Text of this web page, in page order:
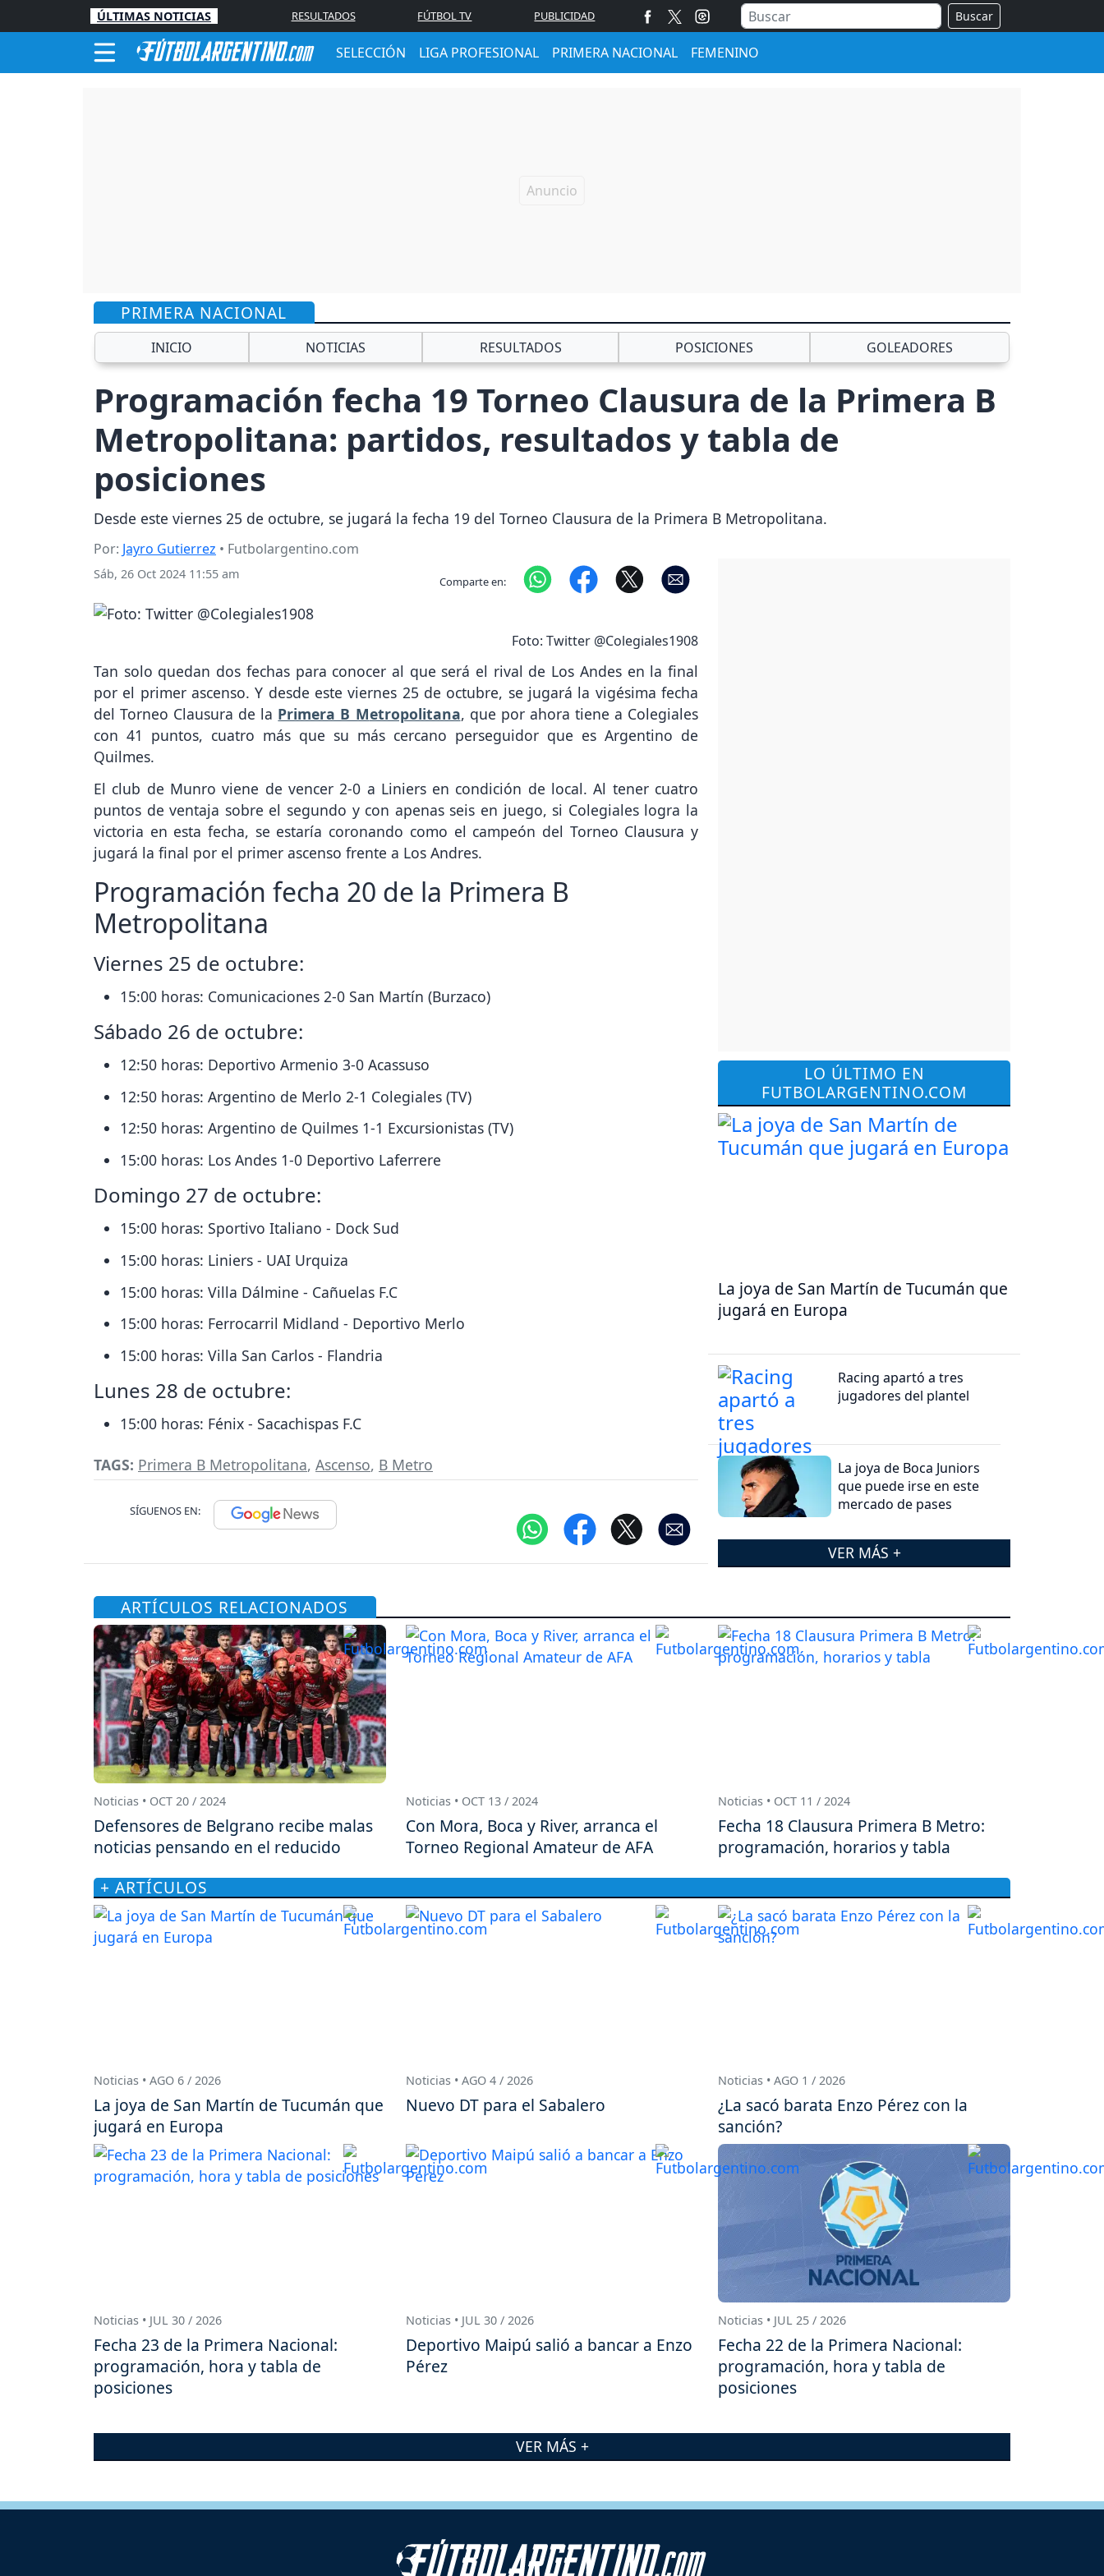
ÚLTIMAS NOTICIAS RESULTADOS FÚTBOL TV PUBLICIDAD Buscar
SELECCIÓN LIGA PROFESIONAL PRIMERA NACIONAL FEMENINO
PRIMERA NACIONAL
INICIO NOTICIAS RESULTADOS POSICIONES GOLEADORES
Programación fecha 19 Torneo Clausura de la Primera B
Metropolitana: partidos, resultados y tabla de
posiciones
Desde este viernes 25 de octubre, se jugará la fecha 19 del Torneo Clausura de la Primera B Metropolitana.
Por: Jayro Gutierrez • Futbolargentino.com
Sáb, 26 Oct 2024 11:55 am Comparte en:
Foto: Twitter @Colegiales1908
Tan solo quedan dos fechas para conocer al que será el rival de Los Andes en la final
por el primer ascenso. Y desde este viernes 25 de octubre, se jugará la vigésima fecha
del Torneo Clausura de la Primera B Metropolitana, que por ahora tiene a Colegiales
con 41 puntos, cuatro más que su más cercano perseguidor que es Argentino de
Quilmes.
El club de Munro viene de vencer 2-0 a Liniers en condición de local. Al tener cuatro
puntos de ventaja sobre el segundo y con apenas seis en juego, si Colegiales logra la
victoria en esta fecha, se estaría coronando como el campeón del Torneo Clausura y
jugará la final por el primer ascenso frente a Los Andres.
Programación fecha 20 de la Primera B
Metropolitana
Viernes 25 de octubre:
15:00 horas: Comunicaciones 2-0 San Martín (Burzaco)
Sábado 26 de octubre:
12:50 horas: Deportivo Armenio 3-0 Acassuso
12:50 horas: Argentino de Merlo 2-1 Colegiales (TV)
12:50 horas: Argentino de Quilmes 1-1 Excursionistas (TV)
15:00 horas: Los Andes 1-0 Deportivo Laferrere
Domingo 27 de octubre:
15:00 horas: Sportivo Italiano - Dock Sud
15:00 horas: Liniers - UAI Urquiza
15:00 horas: Villa Dálmine - Cañuelas F.C
15:00 horas: Ferrocarril Midland - Deportivo Merlo
15:00 horas: Villa San Carlos - Flandria
Lunes 28 de octubre:
15:00 horas: Fénix - Sacachispas F.C
TAGS: Primera B Metropolitana, Ascenso, B Metro
SÍGUENOS EN:
LO ÚLTIMO EN
FUTBOLARGENTINO.COM
La joya de San Martín de Tucumán que
jugará en Europa
Racing apartó a tres
jugadores del plantel
La joya de Boca Juniors
que puede irse en este
mercado de pases
VER MÁS +
ARTÍCULOS RELACIONADOS
Noticias • OCT 20 / 2024
Defensores de Belgrano recibe malas
noticias pensando en el reducido
Noticias • OCT 13 / 2024
Con Mora, Boca y River, arranca el
Torneo Regional Amateur de AFA
Noticias • OCT 11 / 2024
Fecha 18 Clausura Primera B Metro:
programación, horarios y tabla
+ ARTÍCULOS
Noticias • AGO 6 / 2026
La joya de San Martín de Tucumán que
jugará en Europa
Noticias • AGO 4 / 2026
Nuevo DT para el Sabalero
Noticias • AGO 1 / 2026
¿La sacó barata Enzo Pérez con la
sanción?
Noticias • JUL 30 / 2026
Fecha 23 de la Primera Nacional:
programación, hora y tabla de
posiciones
Noticias • JUL 30 / 2026
Deportivo Maipú salió a bancar a Enzo
Pérez
Noticias • JUL 25 / 2026
Fecha 22 de la Primera Nacional:
programación, hora y tabla de
posiciones
VER MÁS +